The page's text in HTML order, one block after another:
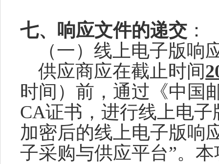
七、响应文件的递交 ：
（一）线上电子版响
供应商应在截止时间
时间）前 ， 通过 《中国
CA证书 ， 进行线上电子
加密后的线上电子版响
子采购与供应平台”。 本